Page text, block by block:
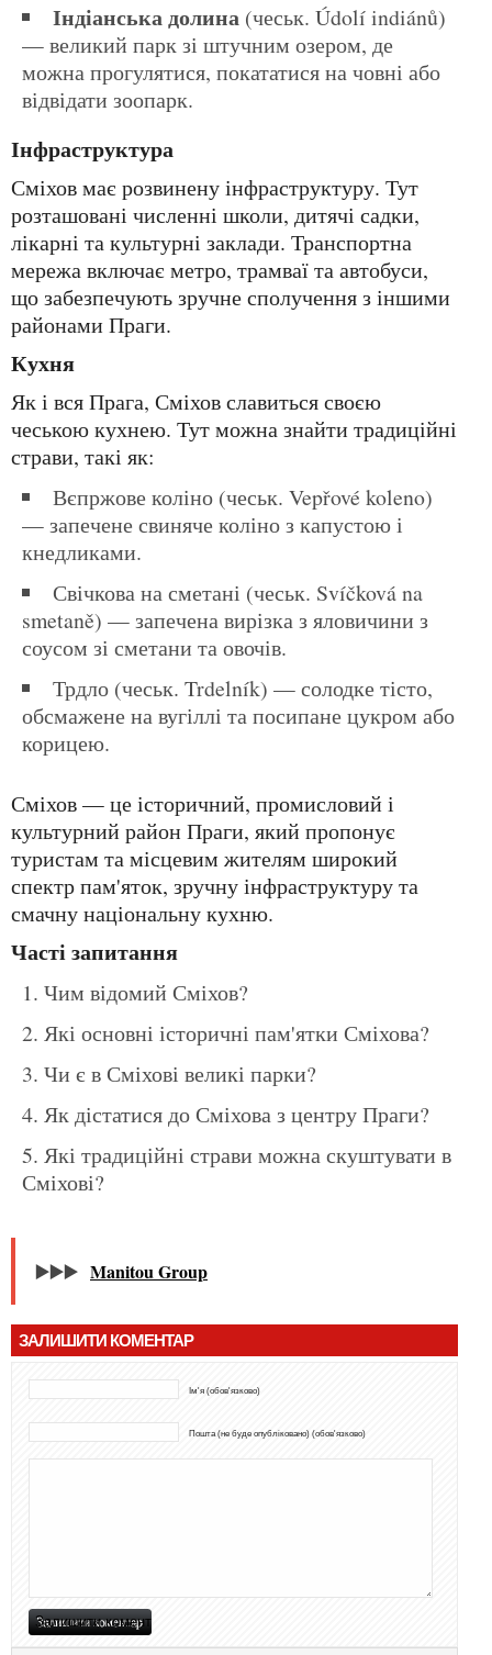
Індіанська долина(чеськ. Údolí indiánů)
— великий парк зі штучним озером, де
можна прогулятися, покататися на човні або
відвідати зоопарк.
Інфраструктура
Сміхов має розвинену інфраструктуру. Тут
розташовані численні школи, дитячі садки,
лікарні та культурні заклади. Транспортна
мережа включає метро, трамваї та автобуси,
що забезпечують зручне сполучення з іншими
районами Праги.
Кухня
Як і вся Прага, Сміхов славиться своєю
чеською кухнею. Тут можна знайти традиційні
страви, такі як:
Вєпржове коліно (чеськ. Vepřové koleno)
— запечене свиняче коліно з капустою і
кнедликами.
Свічкова на сметані (чеськ. Svíčková na
smetaně) — запечена вирізка з яловичини з
соусом зі сметани та овочів.
Трдло (чеськ. Trdelník) — солодке тісто,
обсмажене на вугіллі та посипане цукром або
корицею.
Сміхов — це історичний, промисловий і
культурний район Праги, який пропонує
туристам та місцевим жителям широкий
спектр пам'яток, зручну інфраструктуру та
смачну національну кухню.
Часті запитання
Чим відомий Сміхов?
Які основні історичні пам'ятки Сміхова?
Чи є в Сміхові великі парки?
Як дістатися до Сміхова з центру Праги?
Які традиційні страви можна скуштувати в
Сміхові?
▶️▶️▶️ Manitou Group
ЗАЛИШИТИ КОМЕНТАР
Ім'я (обов'язково)
Пошта (не буде опубліковано) (обов'язково)